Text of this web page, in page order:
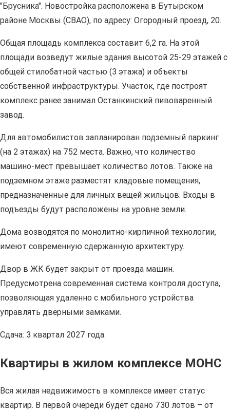
"Брусника". Новостройка расположена в Бутырском
районе Москвы (СВАО), по адресу: Огородный проезд, 20.
Общая площадь комплекса составит 6,2 га. На этой
площади возведут жилые здания высотой 25-29 этажей с
общей стилобатной частью (3 этажа) и объекты
собственной инфраструктуры. Участок, где построят
комплекс ранее занимал Останкинский пивоваренный
завод.
Для автомобилистов запланирован подземный паркинг
(на 2 этажах) на 752 места. Важно, что количество
машино-мест превышает количество лотов. Также на
подземном этаже разместят кладовые помещения,
предназначенные для личных вещей жильцов. Входы в
подъезды будут расположены на уровне земли.
Дома возводятся по монолитно-кирпичной технологии,
имеют современную сдержанную архитектуру.
Двор в ЖК будет закрыт от проезда машин.
Предусмотрена современная система контроля доступа,
позволяющая удаленно с мобильного устройства
управлять дверными замками.
Сдача: 3 квартал 2027 года.
Квартиры в жилом комплексе МОНС
Вся жилая недвижимость в комплексе имеет статус
квартир. В первой очереди будет сдано 730 лотов – от